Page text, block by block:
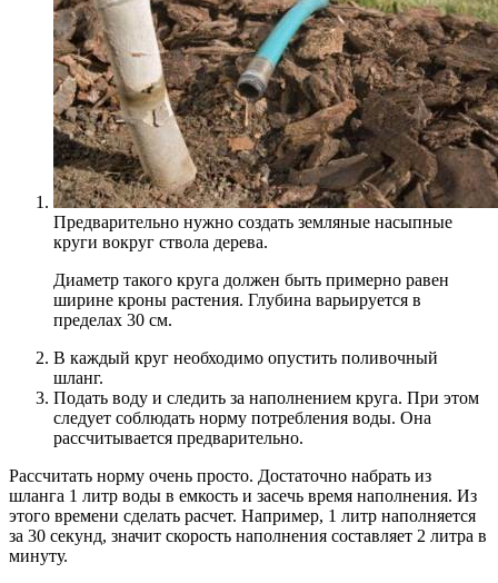
Предварительно нужно создать земляные насыпные
круги вокруг ствола дерева.
Диаметр такого круга должен быть примерно равен
ширине кроны растения. Глубина варьируется в
пределах 30 см.
В каждый круг необходимо опустить поливочный
шланг.
Подать воду и следить за наполнением круга. При этом
следует соблюдать норму потребления воды. Она
рассчитывается предварительно.
Рассчитать норму очень просто. Достаточно набрать из
шланга 1 литр воды в емкость и засечь время наполнения. Из
этого времени сделать расчет. Например, 1 литр наполняется
за 30 секунд, значит скорость наполнения составляет 2 литра в
минуту.